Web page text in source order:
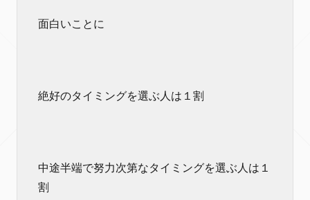
面白いことに
絶好のタイミングを選ぶ人は１割
中途半端で努力次第なタイミングを選ぶ人は１
割